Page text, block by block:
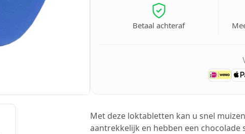
Betaal achteraf
Met deze loktabletten kan u snel
aantrekkelijk en hebben een chocolade